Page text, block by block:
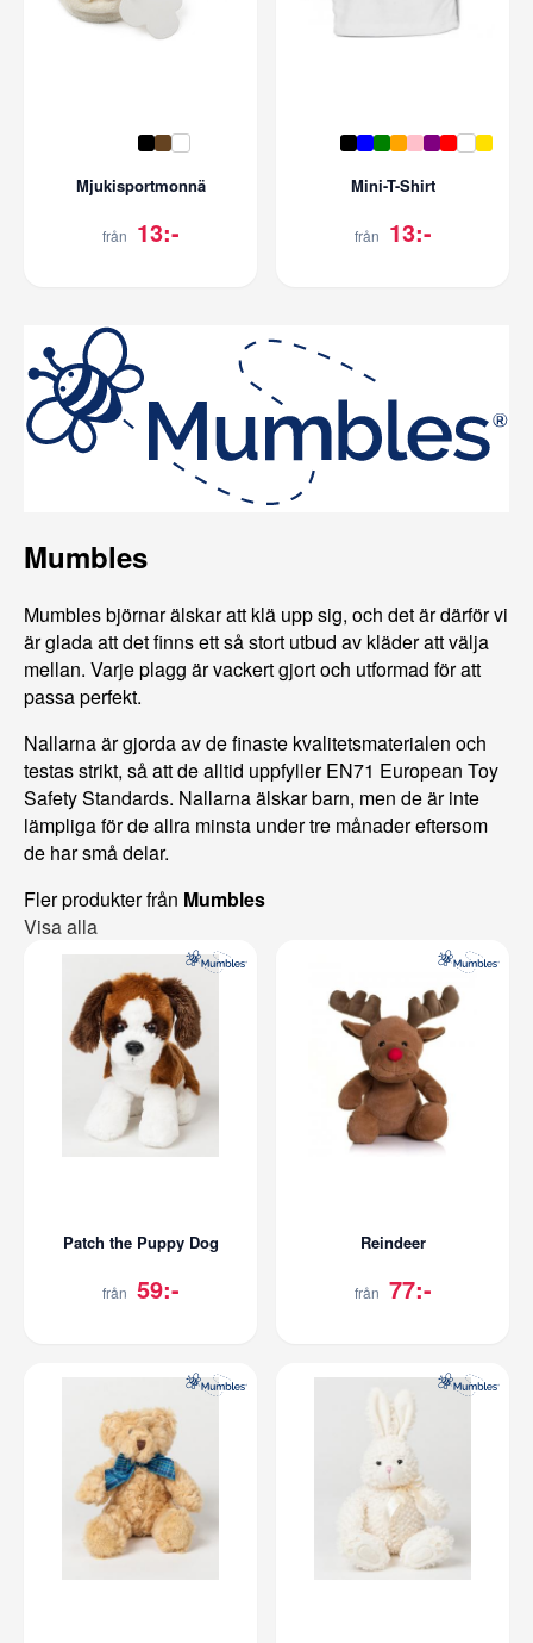
Mjukisportmonnä
från 13:-
Mini-T-Shirt
från 13:-
Mumbles
Mumbles björnar älskar att klä upp sig, och det är därför vi
är glada att det finns ett så stort utbud av kläder att välja
mellan. Varje plagg är vackert gjort och utformad för att
passa perfekt.
Nallarna är gjorda av de finaste kvalitetsmaterialen och
testas strikt, så att de alltid uppfyller EN71 European Toy
Safety Standards. Nallarna älskar barn, men de är inte
lämpliga för de allra minsta under tre månader eftersom
de har små delar.
Fler produkter från Mumbles
Visa alla
Patch the Puppy Dog
från 59:-
Reindeer
från 77:-